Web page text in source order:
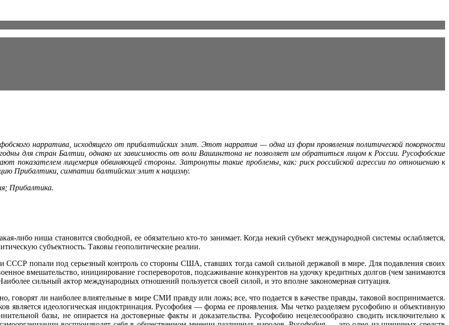
нарратива, исходящего от прибалтийских элит. Этот нарратив — одна из форм проявления политической покорности
для стран Балтии, однако их зависи­мость от воли Вашингтона не позволяет им обратиться лицом к России. Русофобские
показателем лицемерия обвиняющей стороны. Затронуты такие про­блемы, как: риск российской агрессии по отношению к
Прибалтики, симпатии бал­тийских элит к нацизму.
При­балтика.
либо ниша становится свободной, ее обязательно кто-то занимает. Когда некий субъект международной системы ослабляется,
субъектность. Таковы геополи­тические реалии.
СССР попали под серьезный контроль со стороны США, ставших тогда самой сильной державой в мире. Для подавления своих
вмешательство, инициирование госпереворотов, подсаживание конкурентов на удочку кредитных долгов (чем занимаются
сильный актор международных отношений пользуется своей си­лой, и это вполне закономерная ситуация.
гово­рят ли наиболее влиятельные в мире СМИ правду или ложь; все, что подает­ся в качестве правды, таковой воспринимается.
является идеологическая индоктринация. Русофобия — форма ее проявления. Мы четко разделяем русофобию и объ­ективную
базы, не опирается на достоверные факты и доказательства. Ру­софобию нецелесообразно сводить исключительно к